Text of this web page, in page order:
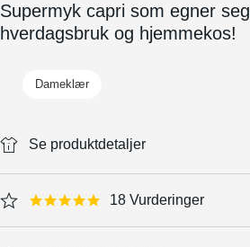
Supermyk capri som egner
hverdagsbruk og hjemmekos!
Dameklær
Se produktdetaljer
4.8 star rating 18 Vurderinger